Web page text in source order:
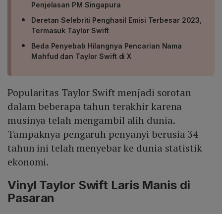
Penjelasan PM Singapura
Deretan Selebriti Penghasil Emisi Terbesar 2023,
Termasuk Taylor Swift
Beda Penyebab Hilangnya Pencarian Nama
Mahfud dan Taylor Swift di X
Popularitas Taylor Swift menjadi sorotan
dalam beberapa tahun terakhir karena
musinya telah mengambil alih dunia.
Tampaknya pengaruh penyanyi berusia 34
tahun ini telah menyebar ke dunia statistik
ekonomi.
Vinyl Taylor Swift Laris Manis di
Pasaran